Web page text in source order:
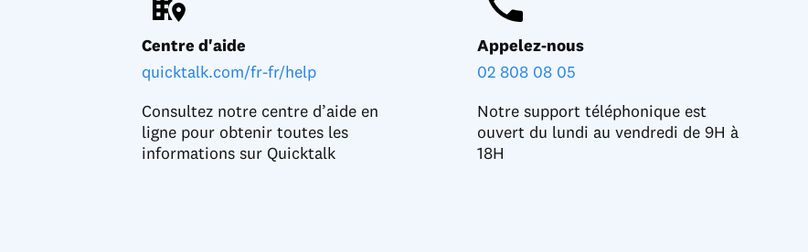
Centre d'aide
quicktalk.com/fr-fr/help
Consultez notre centre d’aide en
ligne pour obtenir toutes les
informations sur Quicktalk
Appelez-nous
02 808 08 05
Notre support téléphonique est
ouvert du lundi au vendredi de 9H à
18H